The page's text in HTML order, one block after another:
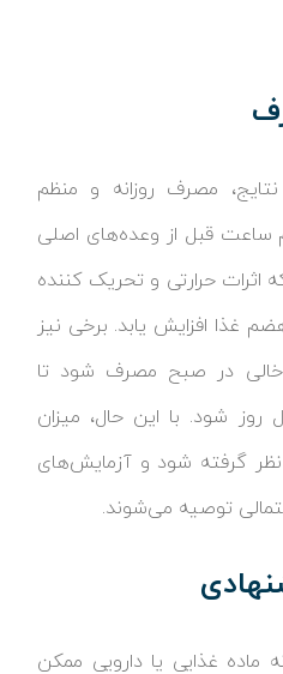
مصرف روزانه و منظم
ساعت قبل از وعده‌های اصلی
اثرات حرارتی و تحریک کننده
غذا افزایش یابد. برخی نیز
خالی در صبح مصرف شود تا
روز شود. با این حال، میزان
نظر گرفته شود و آزمایش‌های
توصیه می‌شوند.
غذایی یا دارویی ممکن